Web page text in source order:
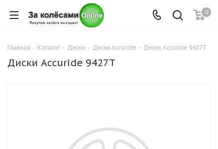
0
Главная - Каталог - Диски - Диски Accuride - Диски Accuride 9427T
Диски Accuride 9427T